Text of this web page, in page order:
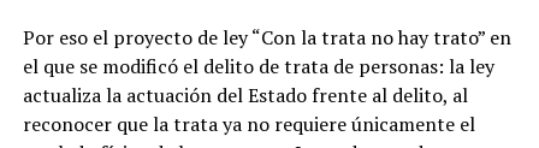
Por eso el proyecto de ley “Con la trata no hay trato” en
el que se modificó el delito de trata de personas: la ley
actualiza la actuación del Estado frente al delito, al
reconocer que la trata ya no requiere únicamente el